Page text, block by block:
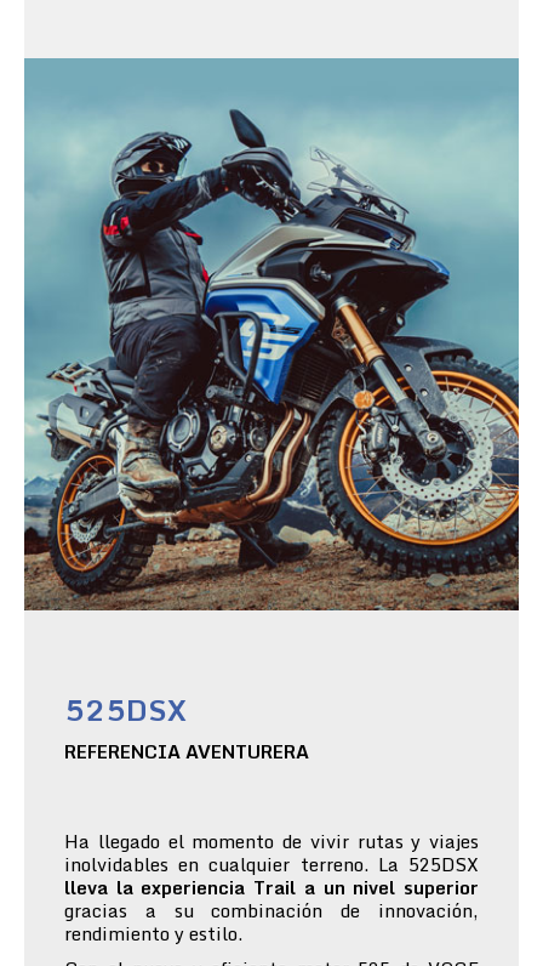
525DSX
REFERENCIA AVENTURERA
Ha llegado el momento de vivir rutas y viajes
inolvidables en cualquier terreno. La 525DSX
lleva la experiencia Trail a un nivel superior
gracias a su combinación de innovación,
rendimiento y estilo.